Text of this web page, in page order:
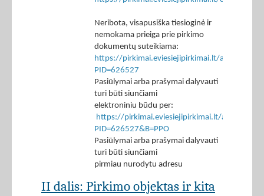
Neribota, visapusiška tiesioginė ir
nemokama prieiga prie pirkimo
dokumentų suteikiama:
https://pirkimai.eviesiejipirkimai.lt/app/rfq/
PID=626527
Pasiūlymai arba prašymai dalyvauti
turi būti siunčiami
elektroniniu būdu per:
https://pirkimai.eviesiejipirkimai.lt/app/rfq/
PID=626527&B=PPO
Pasiūlymai arba prašymai dalyvauti
turi būti siunčiami
pirmiau nurodytu adresu
II dalis: Pirkimo objektas ir kita